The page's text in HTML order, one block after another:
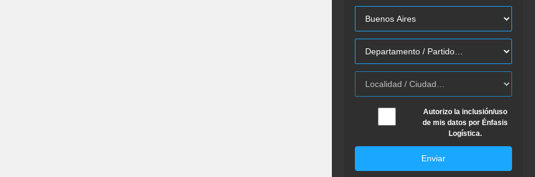
Autorizo la inclusión/uso
de mis datos por Énfasis
Logística.
Enviar